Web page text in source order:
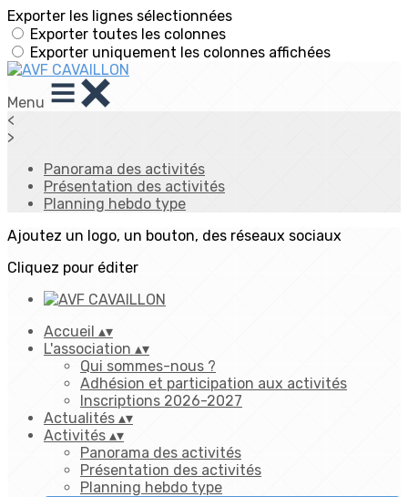
Exporter les lignes sélectionnées
Exporter toutes les colonnes
Exporter uniquement les colonnes affichées
Menu
<
>
Panorama des activités
Présentation des activités
Planning hebdo type
Ajoutez un logo, un bouton, des réseaux sociaux
Cliquez pour éditer
Accueil ▴▾
L'association ▴▾
Qui sommes-nous ?
Adhésion et participation aux activités
Inscriptions 2026-2027
Actualités ▴▾
Activités ▴▾
Panorama des activités
Présentation des activités
Planning hebdo type